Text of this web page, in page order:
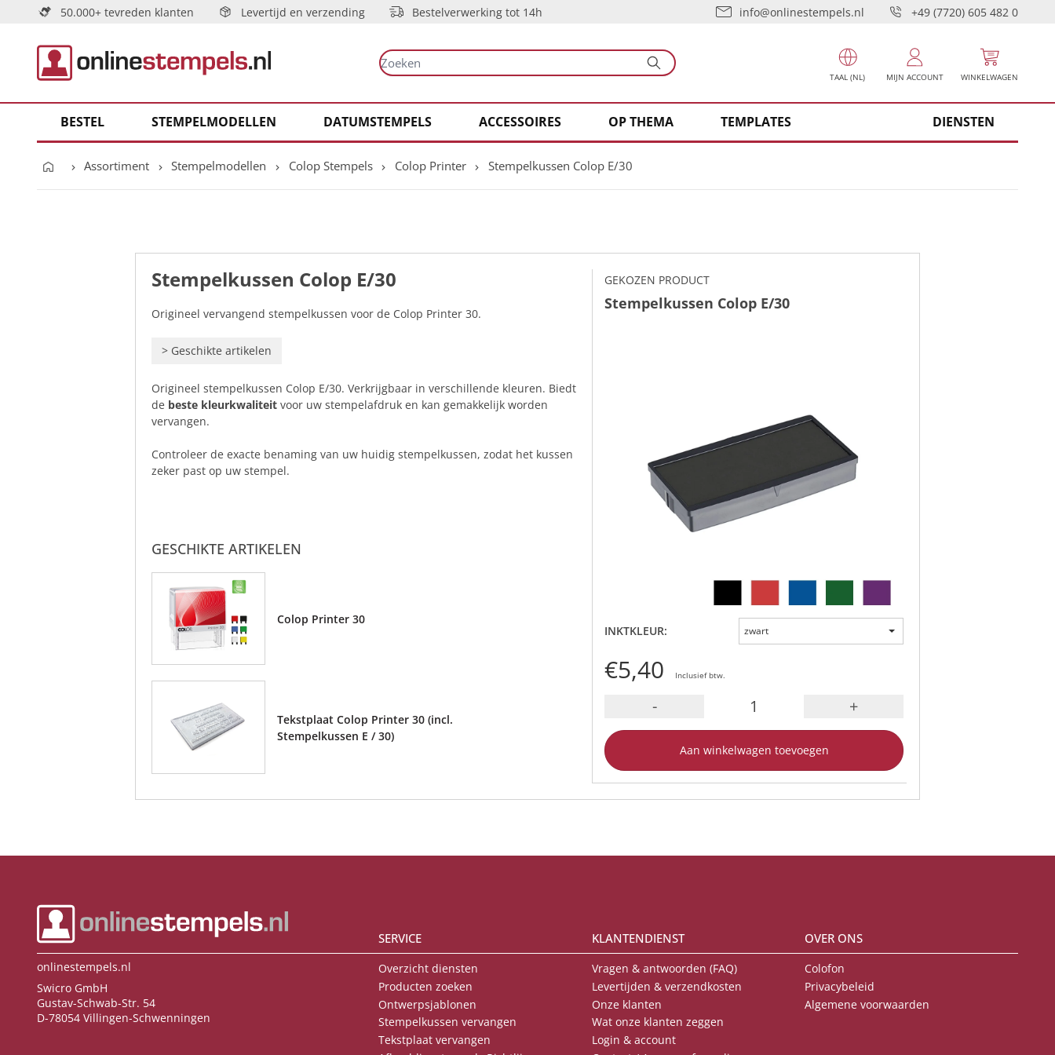
50.000+ tevreden klanten Levertijd en verzending Bestelverwerking tot 14h info@onlinestempels.nl +49 (7720) 605 482 0
TAAL (NL) MIJN ACCOUNT WINKELWAGEN
BESTEL STEMPELMODELLEN DATUMSTEMPELS ACCESSOIRES OP THEMA TEMPLATES DIENSTEN
Assortiment Stempelmodellen Colop Stempels Colop Printer Stempelkussen Colop E/30
Stempelkussen Colop E/30
Origineel vervangend stempelkussen voor de Colop Printer 30.
> Geschikte artikelen
Origineel stempelkussen Colop E/30. Verkrijgbaar in verschillende kleuren. Biedt
de beste kleurkwaliteit voor uw stempelafdruk en kan gemakkelijk worden
vervangen.
Controleer de exacte benaming van uw huidig stempelkussen, zodat het kussen
zeker past op uw stempel.
GESCHIKTE ARTIKELEN
Colop Printer 30
Tekstplaat Colop Printer 30 (incl.
Stempelkussen E / 30)
GEKOZEN PRODUCT
Stempelkussen Colop E/30
INKTKLEUR: zwart
€5,40 Inclusief btw.
- +
Aan winkelwagen toevoegen
onlinestempels.nl
Swicro GmbH
Gustav-Schwab-Str. 54
D-78054 Villingen-Schwenningen
SERVICE
Overzicht diensten
Producten zoeken
Ontwerpsjablonen
Stempelkussen vervangen
Tekstplaat vervangen
KLANTENDIENST
Vragen & antwoorden (FAQ)
Levertijden & verzendkosten
Onze klanten
Wat onze klanten zeggen
Login & account
OVER ONS
Colofon
Privacybeleid
Algemene voorwaarden